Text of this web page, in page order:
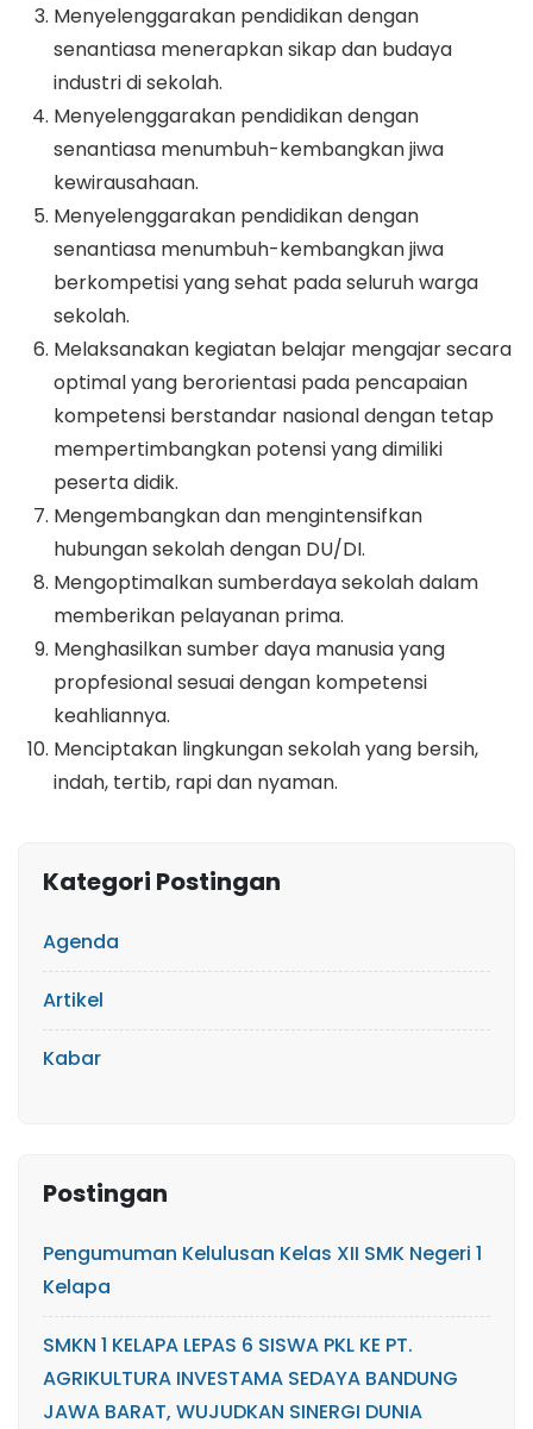
Menyelenggarakan pendidikan dengan
senantiasa menerapkan sikap dan budaya
industri di sekolah.
Menyelenggarakan pendidikan dengan
senantiasa menumbuh-kembangkan jiwa
kewirausahaan.
Menyelenggarakan pendidikan dengan
senantiasa menumbuh-kembangkan jiwa
berkompetisi yang sehat pada seluruh warga
sekolah.
Melaksanakan kegiatan belajar mengajar secara
optimal yang berorientasi pada pencapaian
kompetensi berstandar nasional dengan tetap
mempertimbangkan potensi yang dimiliki
peserta didik.
Mengembangkan dan mengintensifkan
hubungan sekolah dengan DU/DI.
Mengoptimalkan sumberdaya sekolah dalam
memberikan pelayanan prima.
Menghasilkan sumber daya manusia yang
propfesional sesuai dengan kompetensi
keahliannya.
Menciptakan lingkungan sekolah yang bersih,
indah, tertib, rapi dan nyaman.
Kategori Postingan
Agenda
Artikel
Kabar
Postingan
Pengumuman Kelulusan Kelas XII SMK Negeri 1
Kelapa
SMKN 1 KELAPA LEPAS 6 SISWA PKL KE PT.
AGRIKULTURA INVESTAMA SEDAYA BANDUNG
JAWA BARAT, WUJUDKAN SINERGI DUNIA